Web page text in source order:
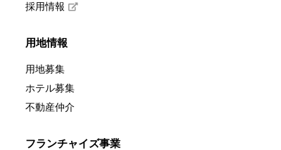
採用情報
用地情報
用地募集
ホテル募集
不動産仲介
フランチャイズ事業